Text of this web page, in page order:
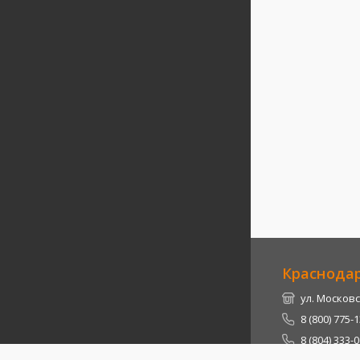
ул.
8 (800) 775-
8 (804) 333-